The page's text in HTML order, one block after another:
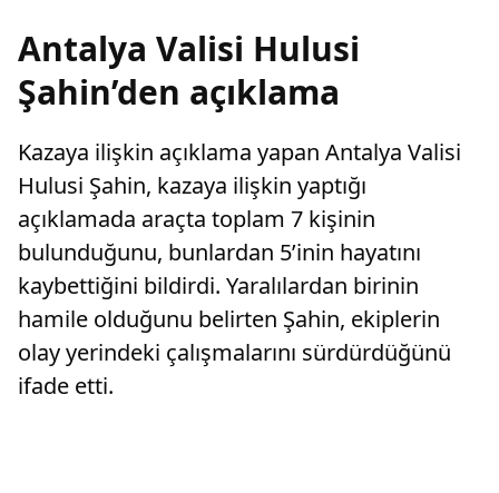
Antalya Valisi Hulusi
Şahin’den açıklama
Kazaya ilişkin açıklama yapan Antalya Valisi
Hulusi Şahin, kazaya ilişkin yaptığı
açıklamada araçta toplam 7 kişinin
bulunduğunu, bunlardan 5’inin hayatını
kaybettiğini bildirdi. Yaralılardan birinin
hamile olduğunu belirten Şahin, ekiplerin
olay yerindeki çalışmalarını sürdürdüğünü
ifade etti.